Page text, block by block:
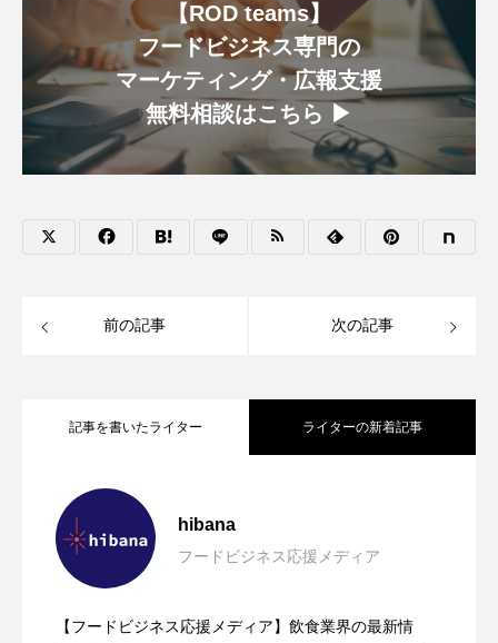
【ROD teams】
フードビジネス専門の
マーケティング・広報支援
無料相談はこちら ▶︎
前の記事 次の記事
記事を書いたライター ライターの新着記事
hibana
フードビジネス応援メディア
【フードビジネス応援メディア】飲食業界の最新情
2026.08.09
2026.08.09